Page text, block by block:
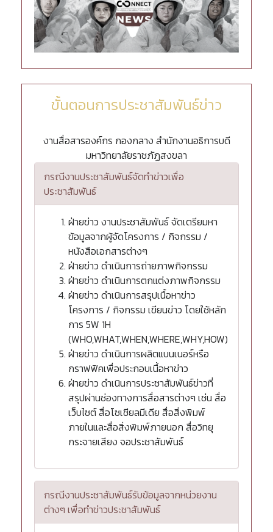
ขั้นตอนการประชาสัมพันธ์ข่าว
งานสื่อสารองค์กร กองกลาง สำนักงานอธิการบดี
มหาวิทยาลัยราชภัฏสงขลา
กรณีงานประชาสัมพันธ์จัดทำข่าวเพื่อ
ประชาสัมพันธ์
ฝ่ายข่าว งานประชาสัมพันธ์ จัดเตรียมหา
ข้อมูลจากผู้จัดโครงการ / กิจกรรม /
หนังสือเอกสารต่างๆ
ฝ่ายข่าว ดำเนินการถ่ายภาพกิจกรรม
ฝ่ายข่าว ดำเนินการตกแต่งภาพกิจกรรม
ฝ่ายข่าว ดำเนินการสรุปเนื้อหาข่าว
โครงการ / กิจกรรม เขียนข่าว โดยใช้หลัก
การ 5W 1H
(WHO,WHAT,WHEN,WHERE,WHY,HOW)
ฝ่ายข่าว ดำเนินการผลิตแบนเนอร์หรือ
กราฟฟิคเพื่อประกอบเนื้อหาข่าว
ฝ่ายข่าว ดำเนินการประชาสัมพันธ์ข่าวที่
สรุปผ่านช่องทางการสื่อสารต่างๆ เช่น สื่อ
เว็บไซต์ สื่อโซเชียลมีเดีย สื่อสิ่งพิมพ์
ภายในและสื่อสิ่งพิมพ์ภายนอก สื่อวิทยุ
กระจายเสียง จอประชาสัมพันธ์
กรณีงานประชาสัมพันธ์รับข้อมูลจากหน่วยงาน
ต่างๆ เพื่อทำข่าวประชาสัมพันธ์